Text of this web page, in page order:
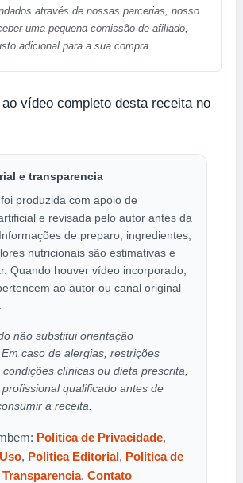
através de nossas parcerias, nosso
uma pequena comissão de afiliado,
adicional para a sua compra.
vídeo completo desta receita no
e transparencia
produzida com apoio de
e revisada pelo autor antes da
de preparo, ingredientes,
nutricionais são estimativas e
Quando houver vídeo incorporado,
ao autor ou canal original
não substitui orientação
caso de alergias, restrições
clínicas ou dieta prescrita,
qualificado antes de
a receita.
Politica de Privacidade,
, Politica Editorial, Politica de
Transparencia, Contato